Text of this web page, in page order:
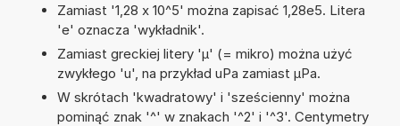
Zamiast '1,28 x 10^5' można zapisać 1,28e5. Litera
'e' oznacza 'wykładnik'.
Zamiast greckiej litery 'µ' (= mikro) można użyć
zwykłego 'u', na przykład uPa zamiast µPa.
W skrótach 'kwadratowy' i 'sześcienny' można
pominąć znak '^' w znakach '^2' i '^3'. Centymetry